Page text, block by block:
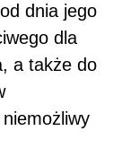
dnia jego
dla
a także do